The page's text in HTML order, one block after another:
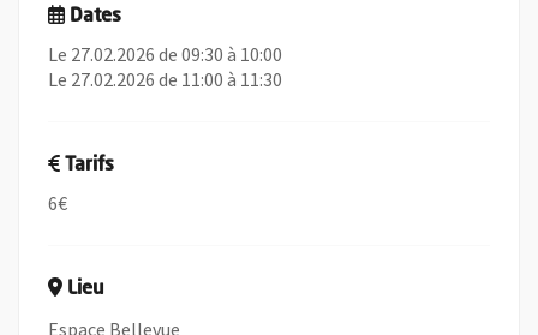
Dates
Le 27.02.2026 de 09:30 à 10:00
Le 27.02.2026 de 11:00 à 11:30
Tarifs
6€
Lieu
Espace Bellevue